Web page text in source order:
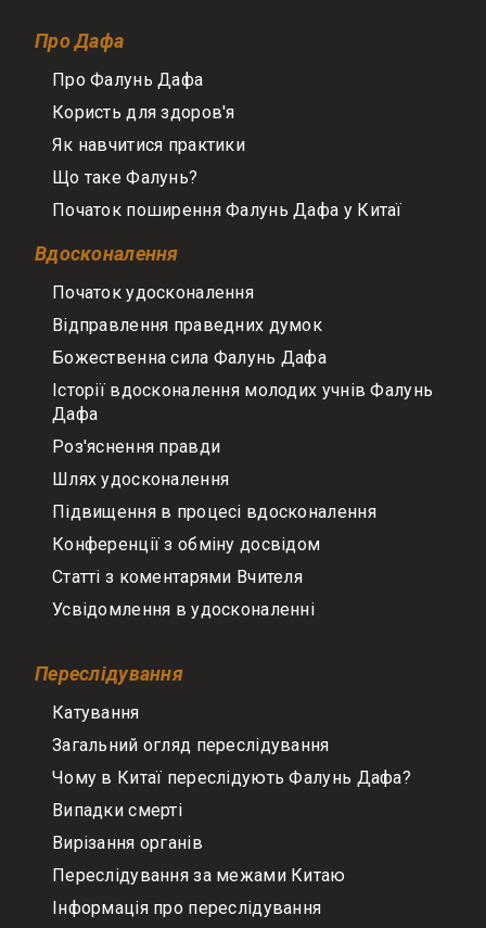
Про Дафа
Про Фалунь Дафа
Користь для здоров'я
Як навчитися практики
Що таке Фалунь?
Початок поширення Фалунь Дафа у Китаї
Вдосконалення
Початок удосконалення
Відправлення праведних думок
Божественна сила Фалунь Дафа
Історії вдосконалення молодих учнів Фалунь
Дафа
Роз'яснення правди
Шлях удосконалення
Підвищення в процесі вдосконалення
Конференції з обміну досвідом
Статті з коментарями Вчителя
Усвідомлення в удосконаленні
Переслідування
Катування
Загальний огляд переслідування
Чому в Китаї переслідують Фалунь Дафа?
Випадки смерті
Вирізання органів
Переслідування за межами Китаю
Інформація про переслідування